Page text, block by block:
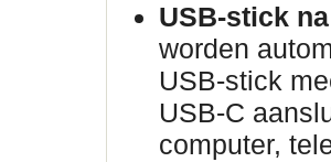
USB-stick
worden
USB-stick
USB-C
computer,